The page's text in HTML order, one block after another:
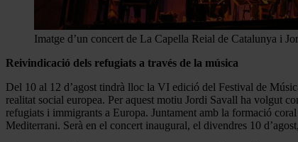
Imatge d’un concert de La Capella Reial de Catalunya i
Reivindicació dels refugiats a través de la música
Del 10 al 12 d’agost tindrà lloc la VI edició del Festival de
realitat social europea. Per aquest motiu Jordi Savall ha volgut
refugiats i immigrants a Europa. Juntament amb la formació
Mediterrani. Serà en el concert inaugural, el divendres 10